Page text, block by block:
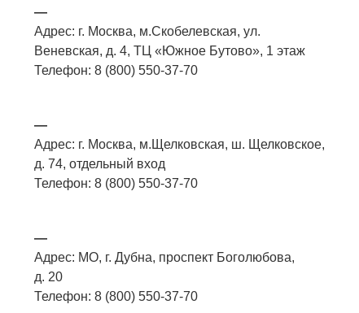
—
Адрес: г. Москва, м.Скобелевская, ул.
Веневская, д. 4, ТЦ «Южное Бутово», 1 этаж
Телефон: 8 (800) 550-37-70
—
Адрес: г. Москва, м.Щелковская, ш. Щелковское,
д. 74, отдельный вход
Телефон: 8 (800) 550-37-70
—
Адрес: МО, г. Дубна, проспект Боголюбова,
д. 20
Телефон: 8 (800) 550-37-70